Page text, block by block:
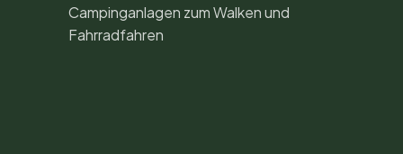
Campinganlagen zum Walken und
Fahrradfahren